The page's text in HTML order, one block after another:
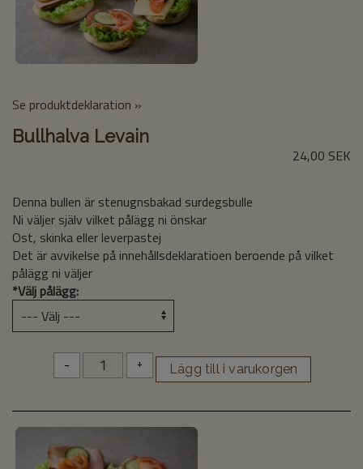
Se produktdeklaration »
Bullhalva Levain
24,00 SEK
Denna bullen är stenugnsbakad surdegsbulle
Ni väljer själv vilket pålägg ni önskar
Ost, skinka eller leverpastej
Det är avvikelse på innehållsdeklaratioen beroende på vilket
pålägg ni väljer
*Välj pålägg:
- +